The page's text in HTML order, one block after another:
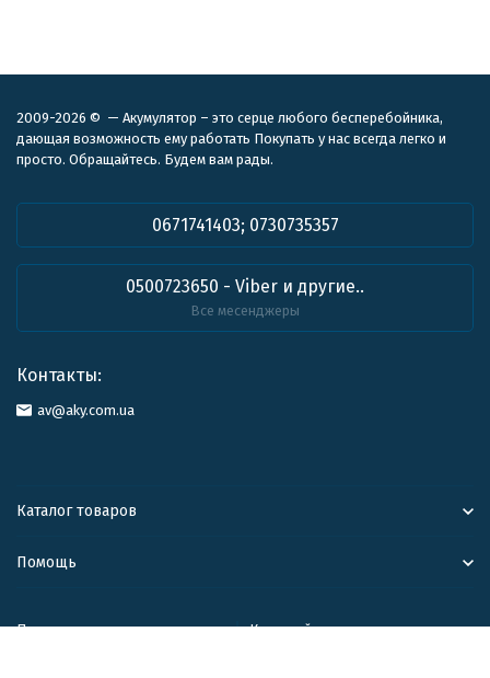
2009-2026 © — Акумулятор – это серце любого бесперебойника,
дающая возможность ему работать Покупать у нас всегда легко и
просто. Обращайтесь. Будем вам рады.
0671741403; 0730735357
0500723650 - Viber и другие..
Все месенджеры
Контакты:
av@aky.com.ua
Каталог товаров
Помощь
Политика персональных данных Карта сайта